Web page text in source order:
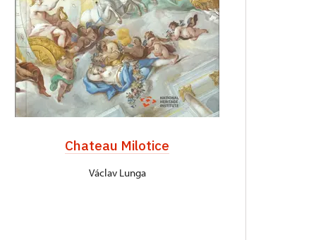
Chateau Milotice
Václav Lunga